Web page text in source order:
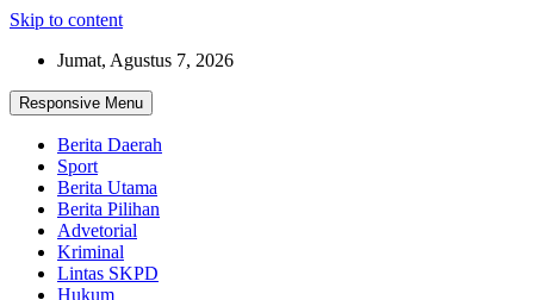
Skip to content
Jumat, Agustus 7, 2026
Responsive Menu
Berita Daerah
Sport
Berita Utama
Berita Pilihan
Advetorial
Kriminal
Lintas SKPD
Hukum